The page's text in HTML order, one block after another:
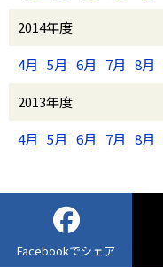
2014年度
4月 5月 6月 7月 8月
2013年度
4月 5月 6月 7月 8月
Facebookでシェア